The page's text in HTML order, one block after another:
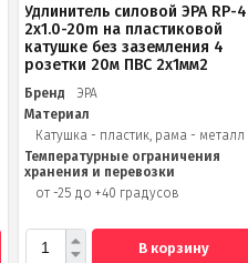
Удлинитель силовой ЭРА RP-
2x1.0-20m на пластиковой
катушке без заземления 4
розетки 20м ПВС 2х1мм2
Бренд
ЭРА
Материал
Катушка - пластик, рама - металл
Температурные ограничения
хранения и перевозки
от -25 до +40 градусов
В корзину